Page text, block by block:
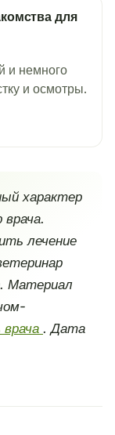
для
и немного
и осмотры.
характер
лечение
Материал
. Дата